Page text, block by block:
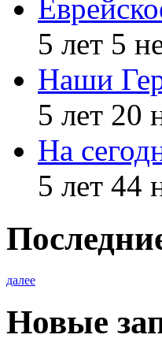
5 лет 5
Наши
5 лет 20
На
5 лет 44
далее
Новые